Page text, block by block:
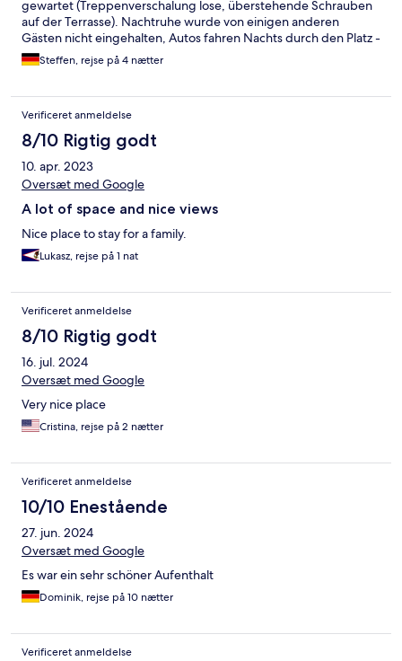
gewartet (Treppenverschalung lose, überstehende Schrauben
auf der Terrasse). Nachtruhe wurde von einigen anderen
Gästen nicht eingehalten, Autos fahren Nachts durch den Platz -
das Personal schreitet aber nicht ein… Schade, denn eigentlich
hat der Platz viel Potential, schon allein wegen der guten Lage
Steffen, rejse på 4 nætter
Verificeret anmeldelse
8/10 Rigtig godt
10. apr. 2023
Oversæt med Google
A lot of space and nice views
Nice place to stay for a family.
Lukasz, rejse på 1 nat
Verificeret anmeldelse
8/10 Rigtig godt
16. jul. 2024
Oversæt med Google
Very nice place
Cristina, rejse på 2 nætter
Verificeret anmeldelse
10/10 Enestående
27. jun. 2024
Oversæt med Google
Es war ein sehr schöner Aufenthalt
Dominik, rejse på 10 nætter
Verificeret anmeldelse